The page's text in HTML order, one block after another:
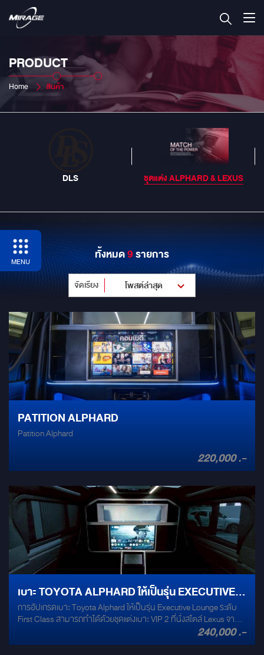
PRODUCT
Home สินค้า
DLS ชุดแต่ง ALPHARD & LEXUS
MENU ทั้งหมด9รายการ
จัดเรียง โพสต์ล่าสุด
PATITION ALPHARD
Patition Alphard
220,000 .-
เบาะ TOYOTA ALPHARD ให้เป็นรุ่น EXECUTIVE
LOUNGE
การอัปเกรดเบาะ Toyota Alphard ให้เป็นรุ่น Executive Lounge ระดับ
First Class สามารถทำได้ด้วยชุดแต่งเบาะ VIP 2 ที่นั่งสไตล์ Lexus จาก
Mirage Audio โดดเด่นด้วยวัสดุหนัง Nappa แท้ ระบบเบาะปรับไฟฟ้าเต็ม
รูปแบบควบคุมผ่านจอสัมผัส พร้อมจอทีวีมัลติมีเดีย 27 นิ้ว เพื่อความ
240,000 .-